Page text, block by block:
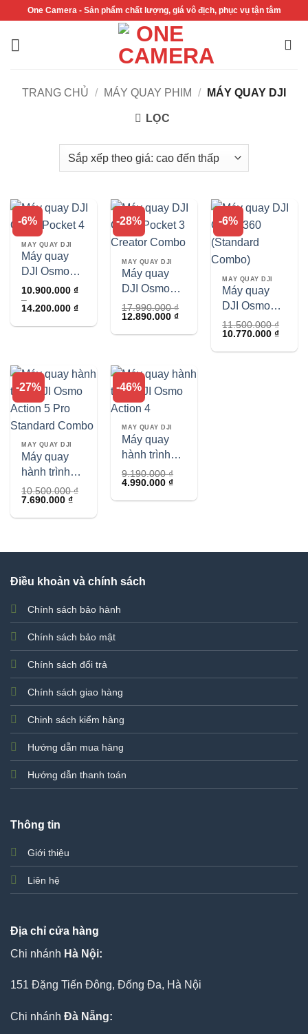
nội
One Camera - Sản phẩm chất lượng, giá vô địch, phục vụ tận tâm
TRANG CHỦ / MÁY QUAY PHIM / MÁY QUAY DJI
LỌC
-6%
MÁY QUAY DJI
Máy quay
DJI Osmo
Pocket 4
10.900.000₫
–
14.200.000₫Khoảng
từ
10.900.000 ₫
-28%
MÁY QUAY DJI
Máy quay
DJI Osmo
Pocket 3
Creator
Combo
17.990.000₫
Giá
là:
12.890.000₫Giá
tại
12.890.000 ₫.
-6%
MÁY QUAY DJI
Máy quay
DJI Osmo
360
(Standard
Combo)
11.500.000₫
Giá
là:
10.770.000₫Giá
tại
-27%
MÁY QUAY DJI
Máy quay
hành trình
DJI Osmo
Action 5 Pro
Standard
10.500.000₫
Giá
là:
7.690.000₫Giá
tại
-46%
MÁY QUAY DJI
Máy quay
hành trình
DJI Osmo
Action 4
9.190.000₫
Giá
là:
4.990.000₫Giá
tại
Điều khoản và chính sách
Chính sách bảo hành
Chính sách bảo mật
Chính sách đổi trả
Chính sách giao hàng
Chinh sách kiểm hàng
Hướng dẫn mua hàng
Hướng dẫn thanh toán
Thông tin
Giới thiệu
Liên hệ
Địa chỉ cửa hàng
Chi nhánh Hà Nội:
151 Đặng Tiến Đông, Đống Đa, Hà Nội
Chi nhánh Đà Nẵng: